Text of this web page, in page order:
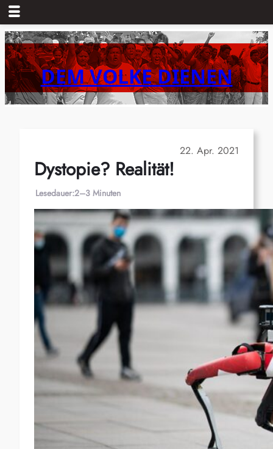
Zum
Inhalt
springenDEM VOLKE DIENEN
22. Apr. 2021
Dystopie? Realität!
Lesedauer:2–3 Minuten